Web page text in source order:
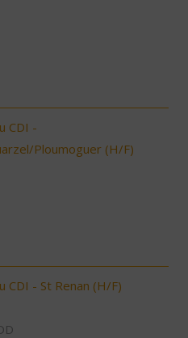
CDI -
Ploumoguer (H/F)
CDI - St Renan (H/F)